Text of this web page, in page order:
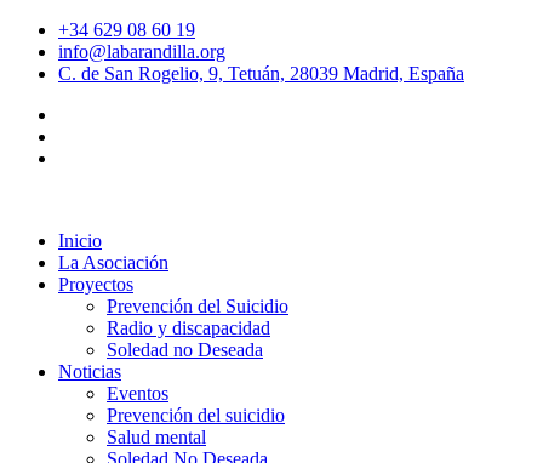
+34 629 08 60 19
info@labarandilla.org
C. de San Rogelio, 9, Tetuán, 28039 Madrid, España
Inicio
La Asociación
Proyectos
Prevención del Suicidio
Radio y discapacidad
Soledad no Deseada
Noticias
Eventos
Prevención del suicidio
Salud mental
Soledad No Deseada